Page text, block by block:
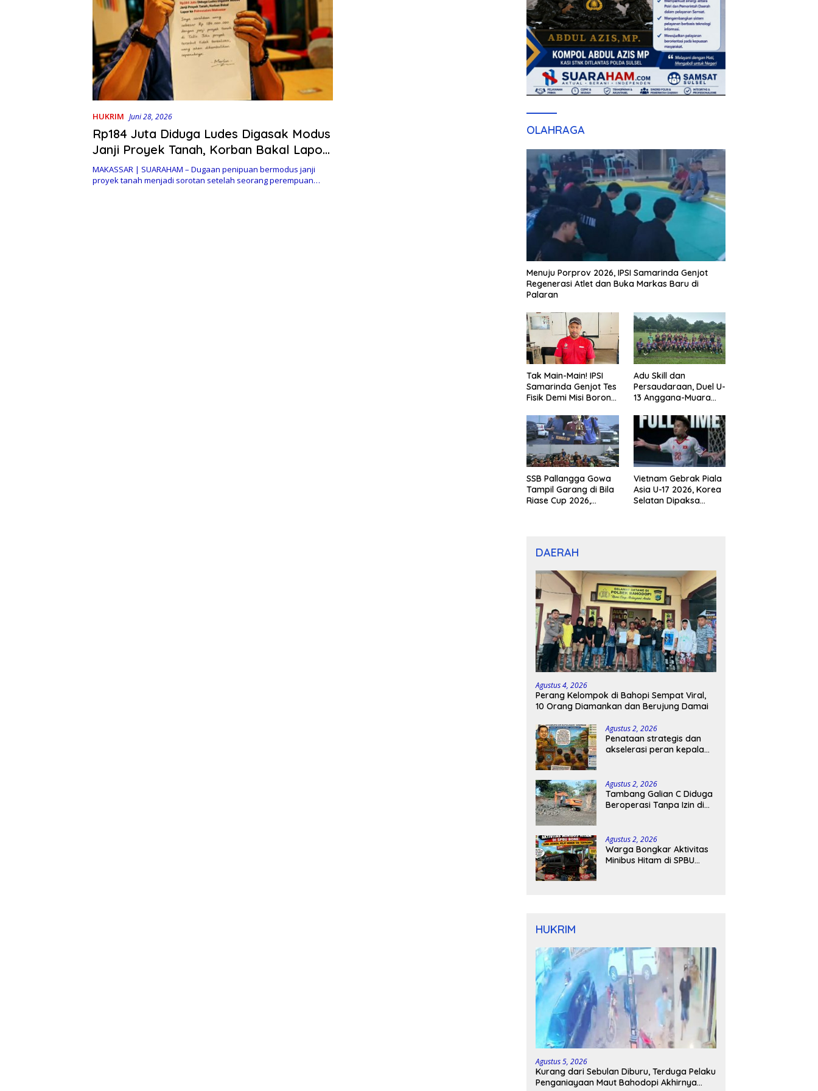
HUKRIM Juni 28, 2026
Rp184 Juta Diduga Ludes Digasak Modus
Janji Proyek Tanah, Korban Bakal Lapor
ke Polrestabes Makassar
MAKASSAR | SUARAHAM – Dugaan penipuan bermodus janji
proyek tanah menjadi sorotan setelah seorang perempuan…
OLAHRAGA
Menuju Porprov 2026, IPSI Samarinda Genjot
Regenerasi Atlet dan Buka Markas Baru di
Palaran
Tak Main-Main! IPSI
Samarinda Genjot Tes
Fisik Demi Misi Borong
Kaltim 2026
Adu Skill dan
Persaudaraan, Duel U-
13 Anggana-Muara
Meriah
SSB Pallangga Gowa
Tampil Garang di Bila
Riase Cup 2026,
Vietnam Gebrak Piala
Asia U-17 2026, Korea
Selatan Dipaksa
DAERAH
Agustus 4, 2026
Perang Kelompok di Bahopi Sempat Viral,
10 Orang Diamankan dan Berujung Damai
Agustus 2, 2026
Penataan strategis dan
akselerasi peran kepala
Agustus 2, 2026
Tambang Galian C Diduga
Beroperasi Tanpa Izin di
Tangan
Agustus 2, 2026
Warga Bongkar Aktivitas
Minibus Hitam di SPBU
HUKRIM
Agustus 5, 2026
Kurang dari Sebulan Diburu, Terduga Pelaku
Penganiayaan Maut Bahodopi Akhirnya